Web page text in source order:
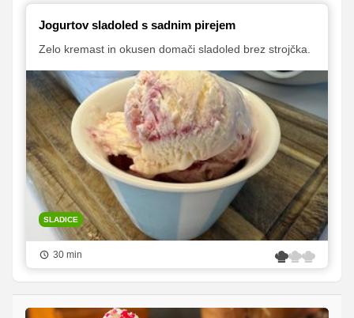
Jogurtov sladoled s sadnim pirejem
Zelo kremast in okusen domači sladoled brez strojčka.
SLADICE
30 min